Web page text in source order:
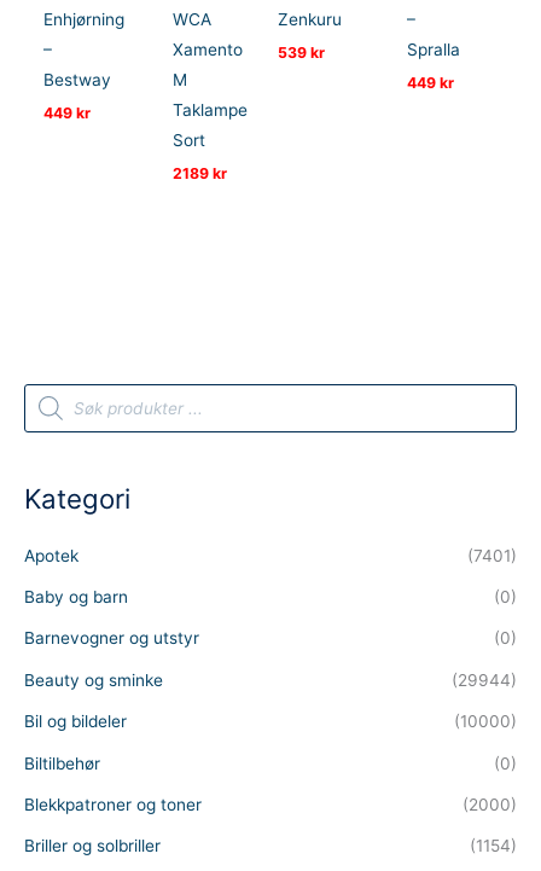
Enhjørning
–
Bestway
449kr
WCA
Xamento
M
Taklampe
Sort
2189kr
Zenkuru
539kr
–
Spralla
449kr
P
d
t
s
a
r
h
Kategori
Apotek (7401)
Baby og barn (0)
Barnevogner og utstyr (0)
Beauty og sminke (29944)
Bil og bildeler (10000)
Biltilbehør (0)
Blekkpatroner og toner (2000)
Briller og solbriller (1154)